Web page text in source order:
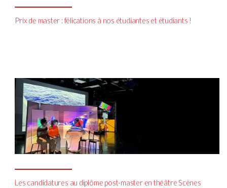
Prix de master : félications à nos étudiantes et étudiants !
Les candidatures au diplôme post-master en théâtre Scènes